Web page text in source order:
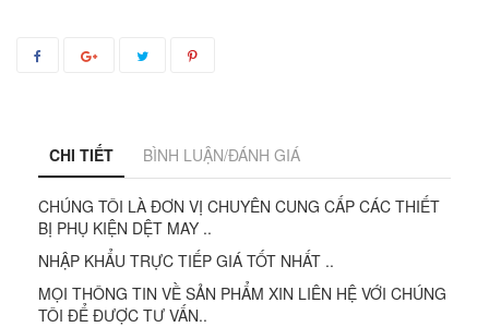
CHI TIẾT BÌNH LUẬN/ĐÁNH GIÁ
CHÚNG TÔI LÀ ĐƠN VỊ CHUYÊN CUNG CẤP CÁC THIẾT
BỊ PHỤ KIỆN DỆT MAY ..
NHẬP KHẨU TRỰC TIẾP GIÁ TỐT NHẤT ..
MỌI THÔNG TIN VỀ SẢN PHẨM XIN LIÊN HỆ VỚI CHÚNG
TÔI ĐỂ ĐƯỢC TƯ VẤN..